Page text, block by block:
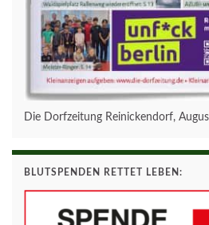
Die Dorfzeitung Reinickendorf,
BLUTSPENDEN RETTET LEBEN: